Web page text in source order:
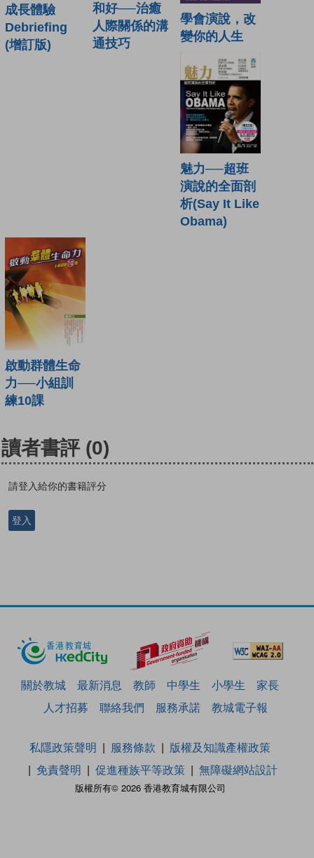
成長體驗
Debriefing
(增訂版)
和好──治癒
人際關係的溝
通技巧
學會演說，改
變你的人生
魅力──超班
演說的全面剖
析(Say It Like
Obama)
啟動群體生命
力──小組訓
練10課
讀者書評 (0)
請登入給你的書籍評分
登入
關於教城 最新消息 教師 中學生 小學生
家長
人才招募
聯絡我們 服務承諾 教城電子報
版權所有© 2026 香港教育城有限公司
私隱政策聲明 服務條款
版權及知識產權政策
免責聲明
促進種族平等政策 無障礙網站設計